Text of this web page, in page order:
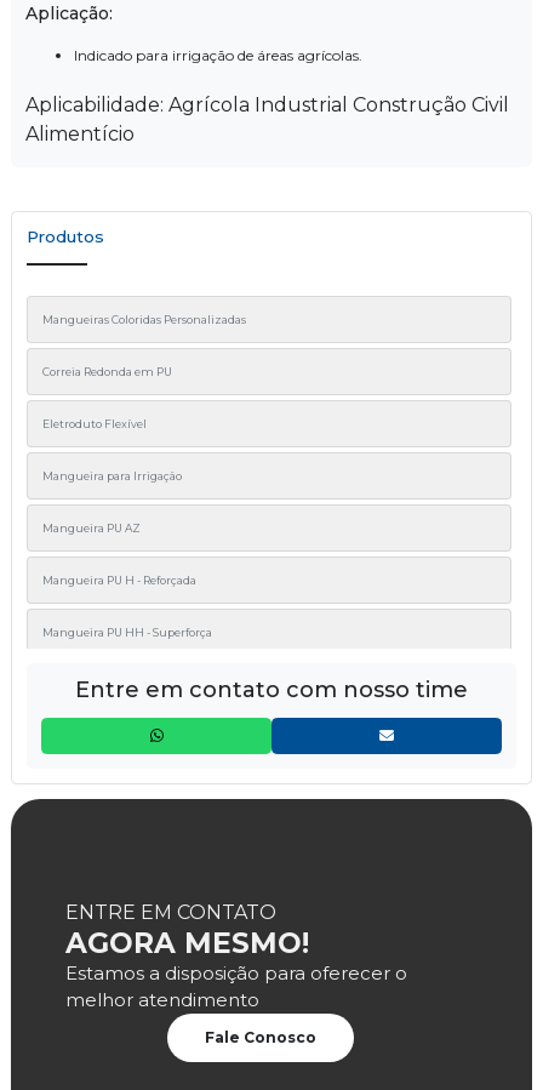
Aplicação:
Indicado para irrigação de áreas agrícolas.
Aplicabilidade: Agrícola Industrial Construção Civil
Alimentício
Produtos
Mangueiras Coloridas Personalizadas
Correia Redonda em PU
Eletroduto Flexível
Mangueira para Irrigação
Mangueira PU AZ
Mangueira PU H - Reforçada
Mangueira PU HH - Superforça
Mangueira PUR AC
Entre em contato com nosso time
ENTRE EM CONTATO
AGORA MESMO!
Estamos a disposição para oferecer o
melhor atendimento
Fale Conosco